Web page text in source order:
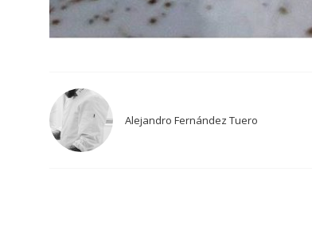
Alejandro Fernández Tuero